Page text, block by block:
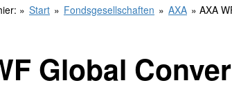
» Start » Fondsgesellschaften » AXA » AXA
Global